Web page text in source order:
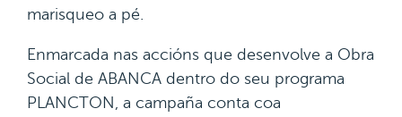
marisqueo a pé.
Enmarcada nas accións que desenvolve a Obra
Social de ABANCA dentro do seu programa
PLANCTON, a campaña conta coa